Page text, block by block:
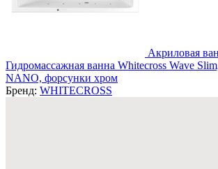
Акриловая
Гидромассажная ванна Whitecross Wave
NANO, форсунки хром
Бренд: WHITECROSS